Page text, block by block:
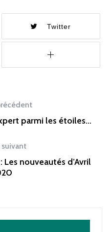
Twitter
parmi les étoiles…
Les nouveautés d’Avril